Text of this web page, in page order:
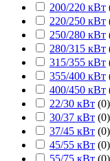
200/220 кВт
220/250 кВт
250/280 кВт
280/315 кВт
315/355 кВт
355/400 кВт
400/450 кВт
22/30 кВт (0)
30/37 кВт (0)
37/45 кВт (0)
45/55 кВт (0)
55/75 кВт (0)